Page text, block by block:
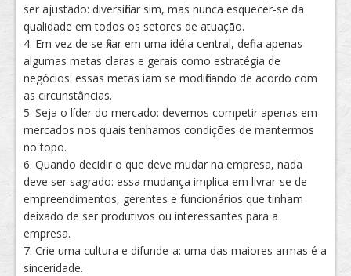
ser ajustado: diversificar sim, mas nunca esquecer-se da
qualidade em todos os setores de atuação.
4. Em vez de se fixar em uma idéia central, defina apenas
algumas metas claras e gerais como estratégia de
negócios: essas metas iam se modificando de acordo com
as circunstâncias.
5. Seja o líder do mercado: devemos competir apenas em
mercados nos quais tenhamos condições de mantermos
no topo.
6. Quando decidir o que deve mudar na empresa, nada
deve ser sagrado: essa mudança implica em livrar-se de
empreendimentos, gerentes e funcionários que tinham
deixado de ser produtivos ou interessantes para a
empresa.
7. Crie uma cultura e difunde-a: uma das maiores armas é a
sinceridade.